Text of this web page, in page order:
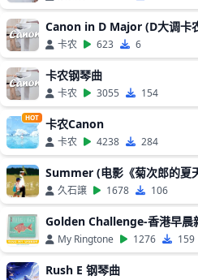
Canon in D Major (D大调卡
卡农 623 6
卡农钢琴曲
卡农 3055 154
HOT 卡农Canon
卡农 4238 284
Summer (电影《菊次郎的夏
久石譲 1678 106
Golden Challenge-香港早晨
My Ringtone 1276 159
Rush E 钢琴曲